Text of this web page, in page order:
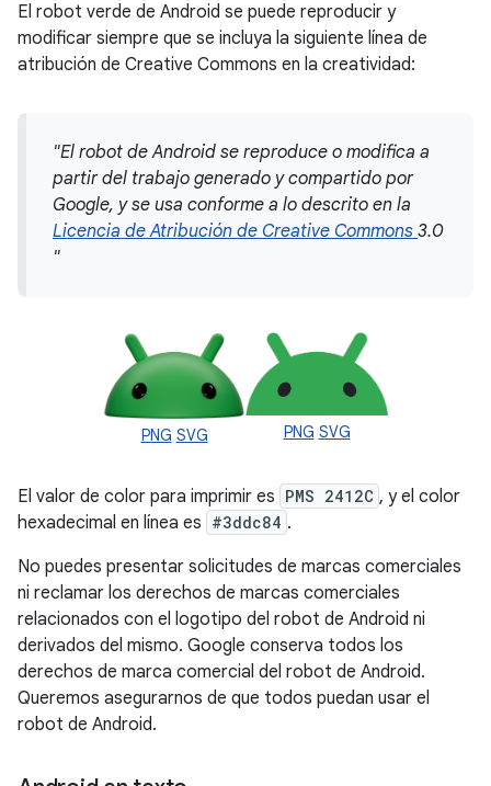
El robot verde de Android se puede reproducir y
modificar siempre que se incluya la siguiente línea de
atribución de Creative Commons en la creatividad:
"El robot de Android se reproduce o modifica a
partir del trabajo generado y compartido por
Google, y se usa conforme a lo descrito en la
Licencia de Atribución de Creative Commons 3.0
"
PNG SVG PNG SVG
El valor de color para imprimir es PMS 2412C , y el color
hexadecimal en línea es #3ddc84 .
No puedes presentar solicitudes de marcas comerciales
ni reclamar los derechos de marcas comerciales
relacionados con el logotipo del robot de Android ni
derivados del mismo. Google conserva todos los
derechos de marca comercial del robot de Android.
Queremos asegurarnos de que todos puedan usar el
robot de Android.